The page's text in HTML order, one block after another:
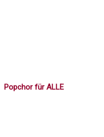
Popchor für ALLE